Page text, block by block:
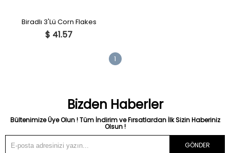
Biradlı 3'Lü Corn Flakes
$ 41.57
1
Bizden Haberler
Bültenimize Üye Olun ! Tüm İndirim ve Fırsatlardan İlk Sizin Haberiniz
Olsun !
GÖNDER